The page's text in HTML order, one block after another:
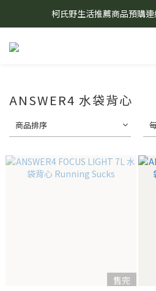
8/7 當天暫停開放工作
柯氏野生活推薦商品預購連
8/7 當天暫停開放工作
ANSWER4 水袋背心
商品排序
售完